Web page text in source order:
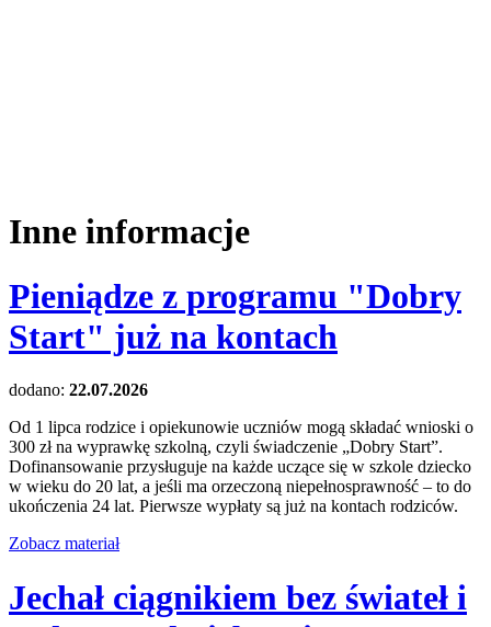
Inne informacje
Pieniądze z programu "Dobry
Start" już na kontach
dodano: 22.07.2026
Od 1 lipca rodzice i opiekunowie uczniów mogą składać wnioski o
300 zł na wyprawkę szkolną, czyli świadczenie „Dobry Start”.
Dofinansowanie przysługuje na każde uczące się w szkole dziecko
w wieku do 20 lat, a jeśli ma orzeczoną niepełnosprawność – to do
ukończenia 24 lat. Pierwsze wypłaty są już na kontach rodziców.
Zobacz materiał
Jechał ciągnikiem bez świateł i